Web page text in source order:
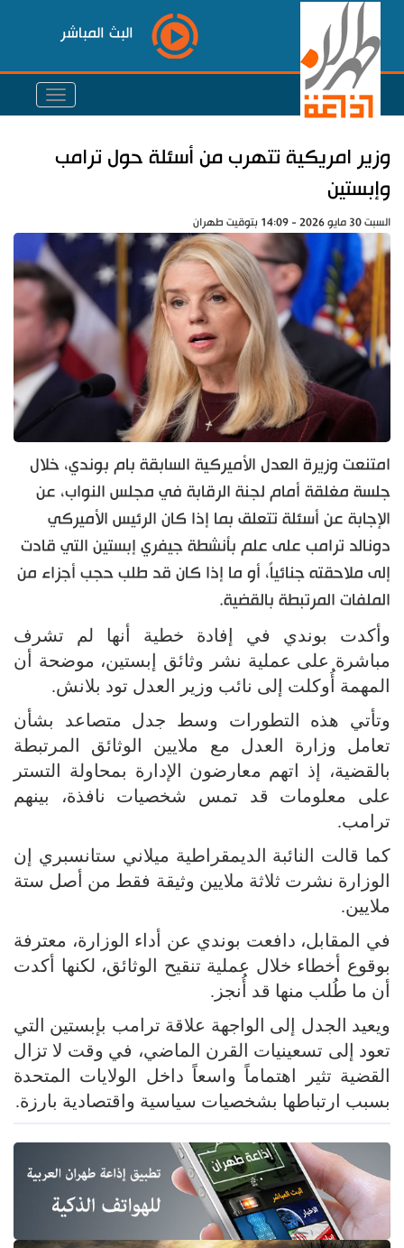
البث المباشر
وزير امريكية تتهرب من أسئلة حول ترامب
وإبستين
السبت 30 مايو 2026 - 14:09 بتوقيت طهران
امتنعت وزيرة العدل الأميركية السابقة بام بوندي، خلال
جلسة مغلقة أمام لجنة الرقابة في مجلس النواب، عن
الإجابة عن أسئلة تتعلق بما إذا كان الرئيس الأميركي
دونالد ترامب على علم بأنشطة جيفري إبستين التي قادت
إلى ملاحقته جنائياً، أو ما إذا كان قد طلب حجب أجزاء من
الملفات المرتبطة بالقضية.
وأكدت بوندي في إفادة خطية أنها لم تشرف
مباشرة على عملية نشر وثائق إبستين، موضحة أن
المهمة أُوكلت إلى نائب وزير العدل تود بلانش.
وتأتي هذه التطورات وسط جدل متصاعد بشأن
تعامل وزارة العدل مع ملايين الوثائق المرتبطة
بالقضية، إذ اتهم معارضون الإدارة بمحاولة التستر
على معلومات قد تمس شخصيات نافذة، بينهم
ترامب.
كما قالت النائبة الديمقراطية ميلاني ستانسبري إن
الوزارة نشرت ثلاثة ملايين وثيقة فقط من أصل ستة
ملايين.
في المقابل، دافعت بوندي عن أداء الوزارة، معترفة
بوقوع أخطاء خلال عملية تنقيح الوثائق، لكنها أكدت
أن ما طُلب منها قد أُنجز.
ويعيد الجدل إلى الواجهة علاقة ترامب بإبستين التي
تعود إلى تسعينيات القرن الماضي، في وقت لا تزال
القضية تثير اهتماماً واسعاً داخل الولايات المتحدة
بسبب ارتباطها بشخصيات سياسية واقتصادية بارزة.